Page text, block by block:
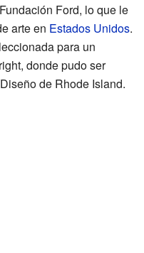
Ford, lo que le
arte en Estados Unidos.
para un
donde pudo ser
de Rhode Island.